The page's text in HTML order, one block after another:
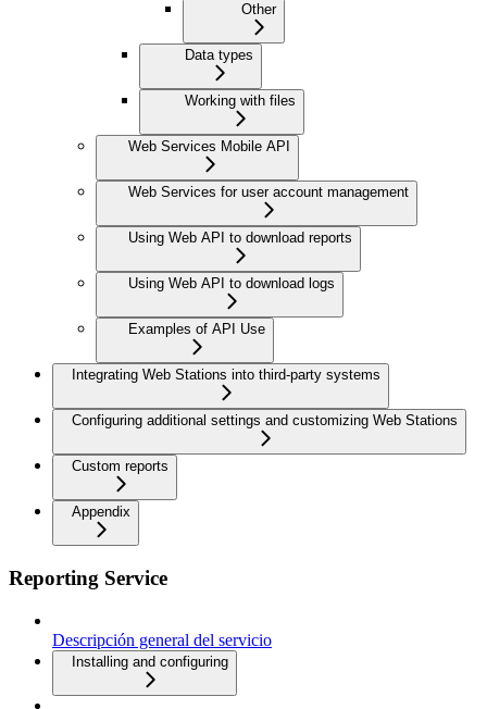
Other
Data types
Working with files
Web Services Mobile API
Web Services for user account management
Using Web API to download reports
Using Web API to download logs
Examples of API Use
Integrating Web Stations into third-party systems
Configuring additional settings and customizing Web Stations
Custom reports
Appendix
Reporting Service
Descripción general del servicio
Installing and configuring